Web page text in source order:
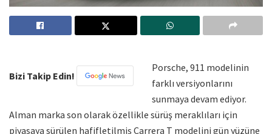
Bizi Takip Edin!
Porsche, 911 modelinin
farklı versiyonlarını
sunmaya devam ediyor.
Alman marka son olarak özellikle sürüş meraklıları için
piyasaya sürülen hafifletilmiş Carrera T modelini gün yüzüne